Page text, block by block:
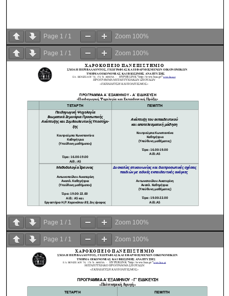
Page 1 / 1 Zoom 100%
Page 1 / 1 Zoom 100%
Page 1 / 1 Zoom 100%
Page 1 / 1 Zoom 100%